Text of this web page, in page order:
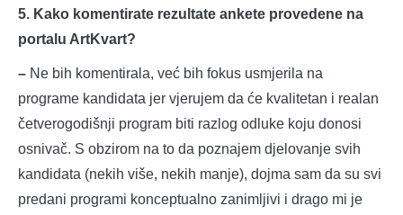
5. Kako komentirate rezultate ankete provedene na
portalu ArtKvart?
– Ne bih komentirala, već bih fokus usmjerila na
programe kandidata jer vjerujem da će kvalitetan i realan
četverogodišnji program biti razlog odluke koju donosi
osnivač. S obzirom na to da poznajem djelovanje svih
kandidata (nekih više, nekih manje), dojma sam da su svi
predani programi konceptualno zanimljivi i drago mi je